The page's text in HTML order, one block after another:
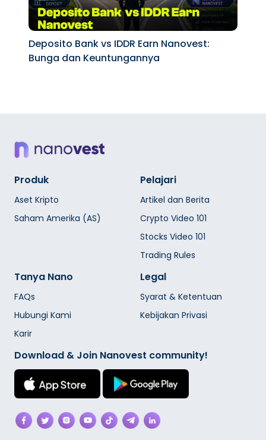
Deposito Bank vs IDDR Earn Nanovest:
Bunga dan Keuntungannya
Produk
Aset Kripto
Saham Amerika (AS)
Pelajari
Artikel dan Berita
Crypto Video 101
Stocks Video 101
Trading Rules
Tanya Nano
FAQs
Hubungi Kami
Karir
Legal
Syarat & Ketentuan
Kebijakan Privasi
Download & Join Nanovest community!